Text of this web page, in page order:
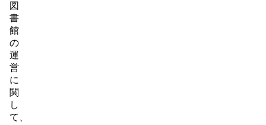
図
書
館
の
運
営
に
関
し
て、